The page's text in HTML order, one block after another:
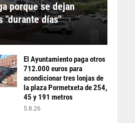
porque se dejan
"durante días"
El Ayuntamiento paga otros
712.000 euros para
acondicionar tres lonjas de
la plaza Pormetxeta de 254,
45 y 191 metros
5.8.26